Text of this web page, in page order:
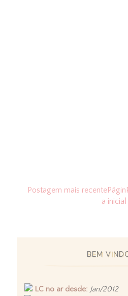
Postagem mais recentePágin
a inicial
BEM
LC no ar desde: Jan/2012